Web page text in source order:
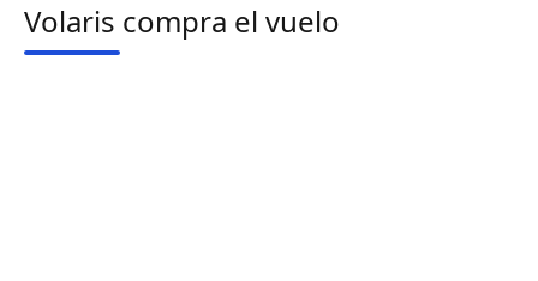
Volaris compra el vuelo